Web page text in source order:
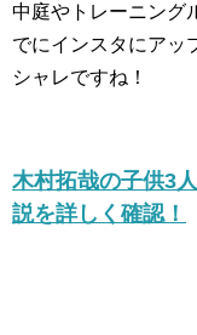
中庭やトレーニング
でにインスタにアッ
シャレですね！
木村拓哉の子供3
説を詳しく確認！